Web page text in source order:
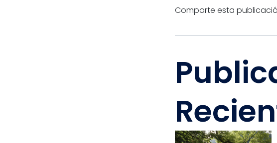
Comparte esta